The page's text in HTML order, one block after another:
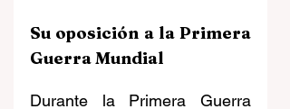
Su oposición a la Primera
Guerra Mundial
Durante la Primera Guerra